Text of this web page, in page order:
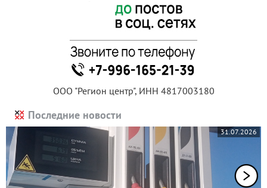
ООО "Регион центр", ИНН 4817003180
Последние новости
31.07.2026